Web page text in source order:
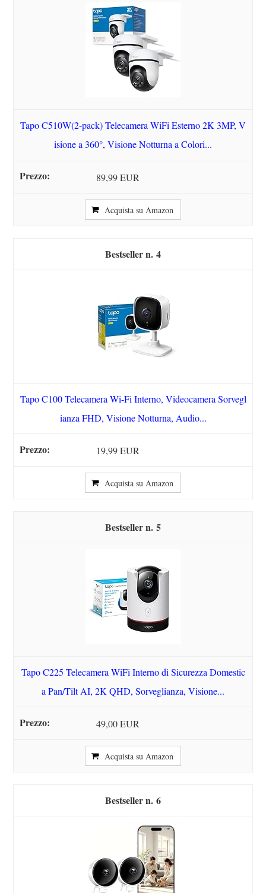
Tapo C510W(2-pack) Telecamera WiFi Esterno 2K 3MP, V
isione a 360°, Visione Notturna a Colori...
89,99 EUR
Acquista su Amazon
4
Tapo C100 Telecamera Wi-Fi Interno, Videocamera Sorvegl
ianza FHD, Visione Notturna, Audio...
19,99 EUR
Acquista su Amazon
5
Tapo C225 Telecamera WiFi Interno di Sicurezza Domestic
a Pan/Tilt AI, 2K QHD, Sorveglianza, Visione...
49,00 EUR
Acquista su Amazon
6